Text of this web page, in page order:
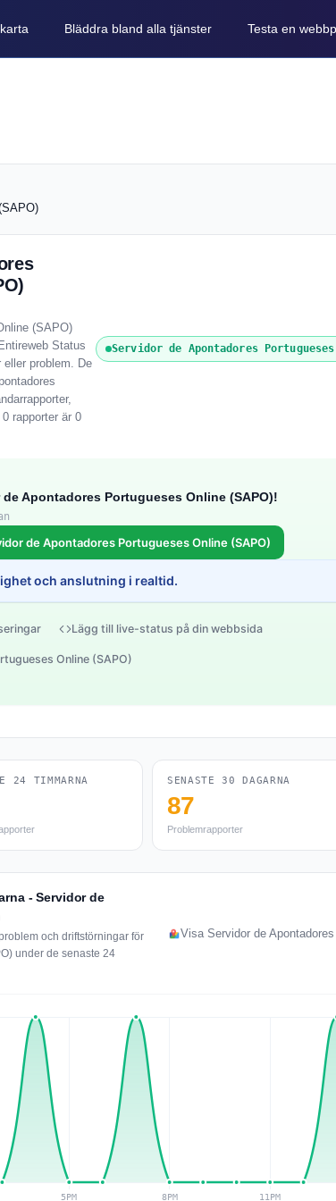
Bläddra bland alla tjänster Testa en
(SAPO)
Status
eller problem. De
rapporter är 0
Servidor de Apontadores
Apontadores Portugueses Online (SAPO)!
de Apontadores Portugueses Online (SAPO)
och anslutning i realtid.
Lägg till live-status på din webbsida
Online (SAPO)
24 TIMMARNA SENASTE 30 DAGARNA
87
Problemrapporter
- Servidor de
och driftstörningar för
under de senaste 24
Visa Servidor de